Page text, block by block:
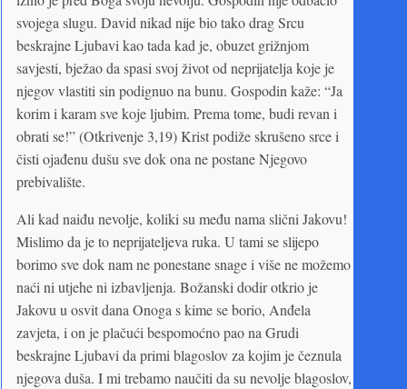
svojega slugu. David nikad nije bio tako drag Srcu
beskrajne Ljubavi kao tada kad je, obuzet grižnjom
savjesti, bježao da spasi svoj život od neprijatelja koje je
njegov vlastiti sin podignuo na bunu. Gospodin kaže: “Ja
korim i karam sve koje ljubim. Prema tome, budi revan i
obrati se!” (Otkrivenje 3,19) Krist podiže skrušeno srce i
čisti ojađenu dušu sve dok ona ne postane Njegovo
prebivalište.
Ali kad naiđu nevolje, koliki su među nama slični Jakovu!
Mislimo da je to neprijateljeva ruka. U tami se slijepo
borimo sve dok nam ne ponestane snage i više ne možemo
naći ni utjehe ni izbavljenja. Božanski dodir otkrio je
Jakovu u osvit dana Onoga s kime se borio, Anđela
zavjeta, i on je plačući bespomoćno pao na Grudi
beskrajne Ljubavi da primi blagoslov za kojim je čeznula
njegova duša. I mi trebamo naučiti da su nevolje blagoslov,